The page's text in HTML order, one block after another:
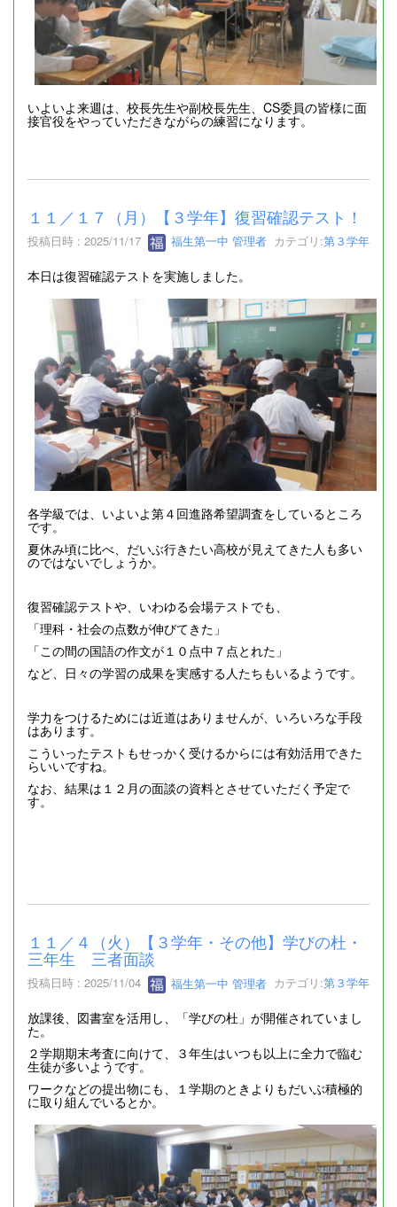
いよいよ来週は、校長先生や副校長先生、CS委員の皆様に面
接官役をやっていただきながらの練習になります。
１１／１７（月）【３学年】復習確認テスト！
投稿日時 : 2025/11/17 福生第一中 管理者 カテゴリ:第３学年
本日は復習確認テストを実施しました。
各学級では、いよいよ第４回進路希望調査をしているところ
です。
夏休み頃に比べ、だいぶ行きたい高校が見えてきた人も多い
のではないでしょうか。
復習確認テストや、いわゆる会場テストでも、
「理科・社会の点数が伸びてきた」
「この間の国語の作文が１０点中７点とれた」
など、日々の学習の成果を実感する人たちもいるようです。
学力をつけるためには近道はありませんが、いろいろな手段
はあります。
こういったテストもせっかく受けるからには有効活用できた
らいいですね。
なお、結果は１２月の面談の資料とさせていただく予定で
す。
１１／４（火）【３学年・その他】学びの杜・
三年生 三者面談
投稿日時 : 2025/11/04 福生第一中 管理者 カテゴリ:第３学年
放課後、図書室を活用し、「学びの杜」が開催されていまし
た。
２学期期末考査に向けて、３年生はいつも以上に全力で臨む
生徒が多いようです。
ワークなどの提出物にも、１学期のときよりもだいぶ積極的
に取り組んでいるとか。